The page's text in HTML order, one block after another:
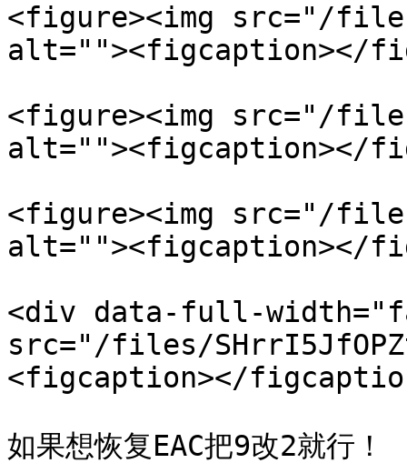
<figure><img src="/
alt=""><figcaption></
<figure><img src="/files/
alt=""><figcaption></
<figure><img src="/
alt=""><figcaption></
<div data-full-
src="/files/
<figcaption></
如果想恢复EAC把9改2就行！